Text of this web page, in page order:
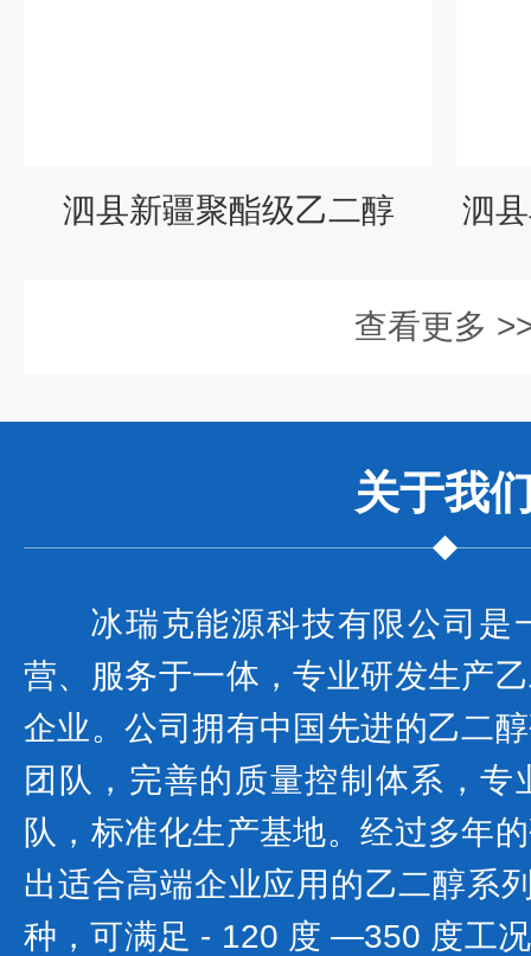
泗县新疆聚酯级乙二醇 泗
查看更多
关于我
冰瑞克能源科技有限公司是
营、服务于一体，专业研发生产
企业。公司拥有中国先进的乙二
团队，完善的质量控制体系，
队，标准化生产基地。经过多年
出适合高端企业应用的乙二醇系
种，可满足 - 120 度 —350 度工